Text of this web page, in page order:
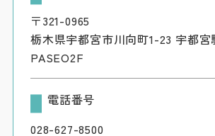
〒321-0965
栃木県宇都宮市川向町1-23 宇都宮
PASEO2F
電話番号
028-627-8500